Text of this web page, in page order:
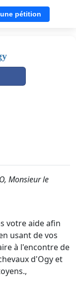
pétition
Monsieur le
votre aide afin
usant de vos
à l'encontre de
d'Ogy et